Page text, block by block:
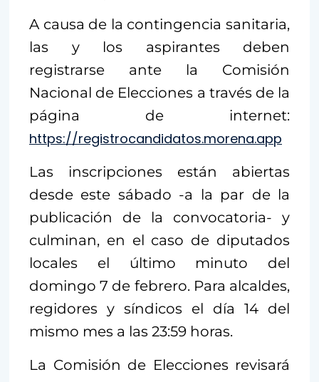
A causa de la contingencia sanitaria,
las y los aspirantes deben
registrarse ante la Comisión
Nacional de Elecciones a través de la
página de internet:
https://registrocandidatos.morena.app
Las inscripciones están abiertas
desde este sábado -a la par de la
publicación de la convocatoria- y
culminan, en el caso de diputados
locales el último minuto del
domingo 7 de febrero. Para alcaldes,
regidores y síndicos el día 14 del
mismo mes a las 23:59 horas.
La Comisión de Elecciones revisará